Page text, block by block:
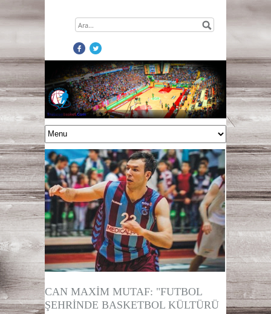
CAN MAXİM MUTAF: "FUTBOL
ŞEHRİNDE BASKETBOL KÜLTÜRÜ